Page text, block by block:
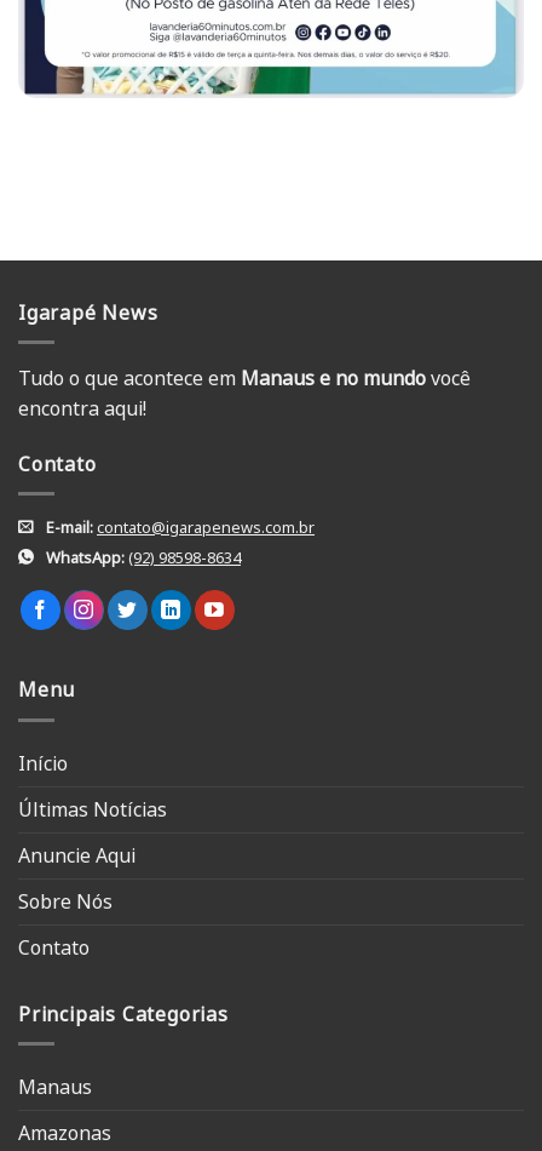
Igarapé News
Tudo o que acontece em Manaus e no mundovocê
encontra aqui!
Contato
E-mail:contato@igarapenews.com.br
WhatsApp:(92) 98598-8634
Menu
Início
Últimas Notícias
Anuncie Aqui
Sobre Nós
Contato
Principais Categorias
Manaus
Amazonas